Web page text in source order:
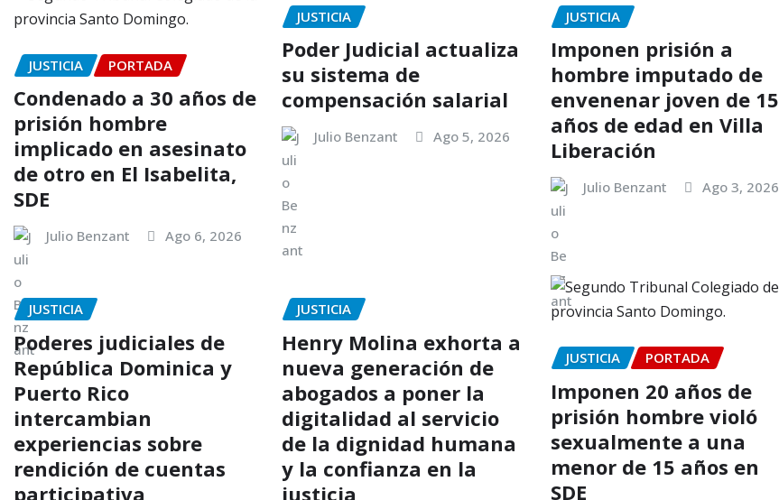
JUSTICIA PORTADA
Condenado a 30 años de
prisión hombre
implicado en asesinato
de otro en El Isabelita,
SDE
Julio Benzant Ago 6, 2026
JUSTICIA
Poder Judicial actualiza
su sistema de
compensación salarial
Julio Benzant Ago 5, 2026
JUSTICIA
Imponen prisión a
hombre imputado de
envenenar joven de 15
años de edad en Villa
Liberación
Julio Benzant Ago 3, 2026
JUSTICIA
Poderes judiciales de
República Dominica y
Puerto Rico
intercambian
experiencias sobre
rendición de cuentas
participativa
JUSTICIA
Henry Molina exhorta a
nueva generación de
abogados a poner la
digitalidad al servicio
de la dignidad humana
y la confianza en la
justicia
JUSTICIA PORTADA
Imponen 20 años de
prisión hombre violó
sexualmente a una
menor de 15 años en
SDE